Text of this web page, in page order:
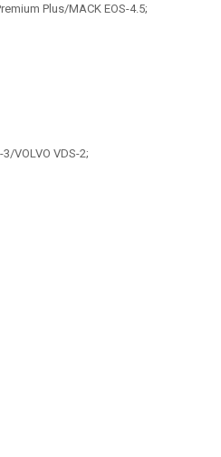
Plus/MACK EOS-4.5;
VOLVO VDS-2;